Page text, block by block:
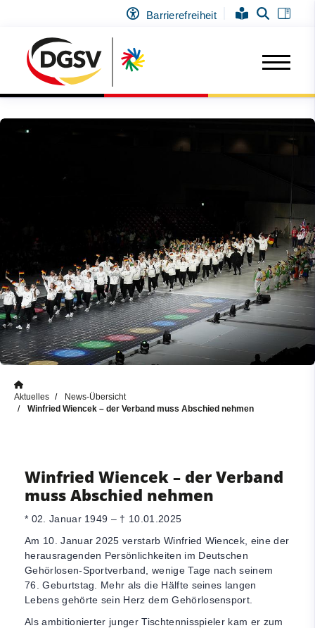
Barrierefreiheit
Aktuelles
News-Übersicht
Winfried Wiencek – der Verband muss Abschied nehmen
Winfried Wiencek – der Verband
muss Abschied nehmen
* 02. Januar 1949 – † 10.01.2025
Am 10. Januar 2025 verstarb Winfried Wiencek, eine der
herausragenden Persönlichkeiten im Deutschen
Gehörlosen-Sportverband, wenige Tage nach seinem
76. Geburtstag. Mehr als die Hälfte seines langen
Lebens gehörte sein Herz dem Gehörlosensport.
Als ambitionierter junger Tischtennisspieler kam er zum